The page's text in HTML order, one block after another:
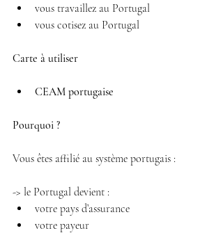
vous travaillez au Portugal
vous cotisez au Portugal
Carte à utiliser
CEAM portugaise
Pourquoi ?
Vous êtes affilié au système portugais :
-> le Portugal devient :
votre pays d’assurance
votre payeur